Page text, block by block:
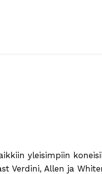
yleisimpiin
Verdini, Allen ja